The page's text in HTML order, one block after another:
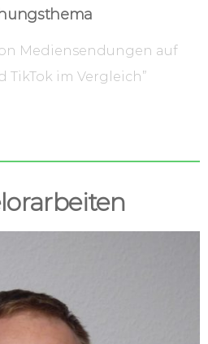
Mediensendungen auf
TikTok im Vergleich”